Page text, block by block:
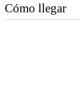
Cómo llegar